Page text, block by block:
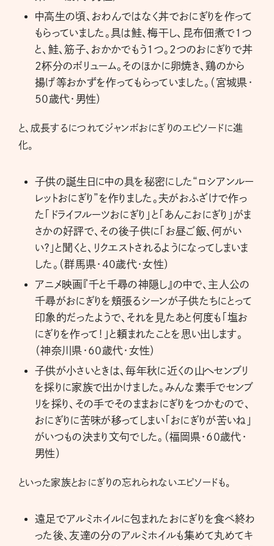
中高生の頃、おわんではなく丼でおにぎりを作って
もらっていました。具は鮭、梅干し、昆布佃煮で1つ
と、鮭、筋子、おかかでもう1つ。2つのおにぎりで丼
2杯分のボリューム。そのほかに卵焼き、鶏のから
揚げ等おかずを作ってもらっていました。（宮城県・
50歳代・男性）
と、成長するにつれてジャンボおにぎりのエピソードに進
化。
子供の誕生日に中の具を秘密にした“ロシアンルー
レットおにぎり”を作りました。夫がおふざけで作っ
た「ドライフルーツおにぎり」と「あんこおにぎり」がま
さかの好評で、その後子供に「お昼ご飯、何がい
い？」と聞くと、リクエストされるようになってしまいま
した。（群馬県・40歳代・女性）
アニメ映画『千と千尋の神隠し』の中で、主人公の
千尋がおにぎりを頬張るシーンが子供たちにとって
印象的だったようで、それを見たあと何度も「塩お
にぎりを作って！」と頼まれたことを思い出します。
（神奈川県・60歳代・女性）
子供が小さいときは、毎年秋に近くの山へセンブリ
を採りに家族で出かけました。みんな素手でセンブ
リを採り、その手でそのままおにぎりをつかむので、
おにぎりに苦味が移ってしまい「おにぎりが苦いね」
がいつもの決まり文句でした。（福岡県・60歳代・
男性）
といった家族とおにぎりの忘れられないエピソードも。
遠足でアルミホイルに包まれたおにぎりを食べ終わ
った後、友達の分のアルミホイルも集めて丸めてキ